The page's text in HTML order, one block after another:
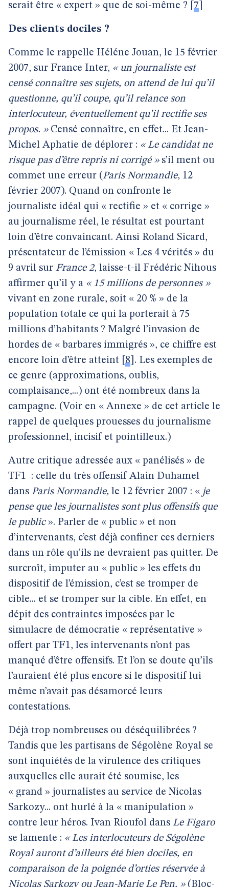
serait être « expert » que de soi-même ?
7
Des clients dociles ?
Comme le rappelle Héléne Jouan, le 15 février
2007, sur France Inter, « un journaliste est
censé connaître ses sujets, on attend de lui qu’il
questionne, qu’il coupe, qu’il relance son
interlocuteur, éventuellement qu’il rectifie ses
propos. »Censé connaître, en effet... Et Jean-
Michel Aphatie de déplorer : « Le candidat ne
risque pas d’être repris ni corrigé »s’il ment ou
commet une erreur (Paris Normandie, 12
février 2007). Quand on confronte le
journaliste idéal qui « rectifie » et « corrige »
au journalisme réel, le résultat est pourtant
loin d’être convaincant. Ainsi Roland Sicard,
présentateur de l’émission « Les 4 vérités » du
9 avril sur France 2, laisse-t-il Frédéric Nihous
affirmer qu’il y a « 15 millions de personnes »
vivant en zone rurale, soit « 20 % » de la
population totale ce qui la porterait à 75
millions d’habitants ? Malgré l’invasion de
hordes de « barbares immigrés », ce chiffre est
encore loin d’être atteint 8 . Les exemples de
ce genre (approximations, oublis,
complaisance,...) ont été nombreux dans la
campagne. (Voir en « Annexe » de cet article le
rappel de quelques prouesses du journalisme
professionnel, incisif et pointilleux.)
Autre critique adressée aux « panélisés » de
TF1 : celle du très offensif Alain Duhamel
dans Paris Normandie, le 12 février 2007 : « je
pense que les journalistes sont plus offensifs que
le public». Parler de « public » et non
d’intervenants, c’est déjà confiner ces derniers
dans un rôle qu’ils ne devraient pas quitter. De
surcroît, imputer au « public » les effets du
dispositif de l’émission, c’est se tromper de
cible... et se tromper sur la cible. En effet, en
dépit des contraintes imposées par le
simulacre de démocratie « représentative »
offert par TF1, les intervenants n’ont pas
manqué d’être offensifs. Et l’on se doute qu’ils
l’auraient été plus encore si le dispositif lui-
même n’avait pas désamorcé leurs
contestations.
Déjà trop nombreuses ou déséquilibrées ?
Tandis que les partisans de Ségolène Royal se
sont inquiétés de la virulence des critiques
auxquelles elle aurait été soumise, les
« grand » journalistes au service de Nicolas
Sarkozy... ont hurlé à la « manipulation »
contre leur héros. Ivan Rioufol dans Le Figaro
se lamente : « Les interlocuteurs de Ségolène
Royal auront d’ailleurs été bien dociles, en
comparaison de la poignée d’orties réservée à
Nicolas Sarkozy ou Jean-Marie Le Pen. »(Bloc-